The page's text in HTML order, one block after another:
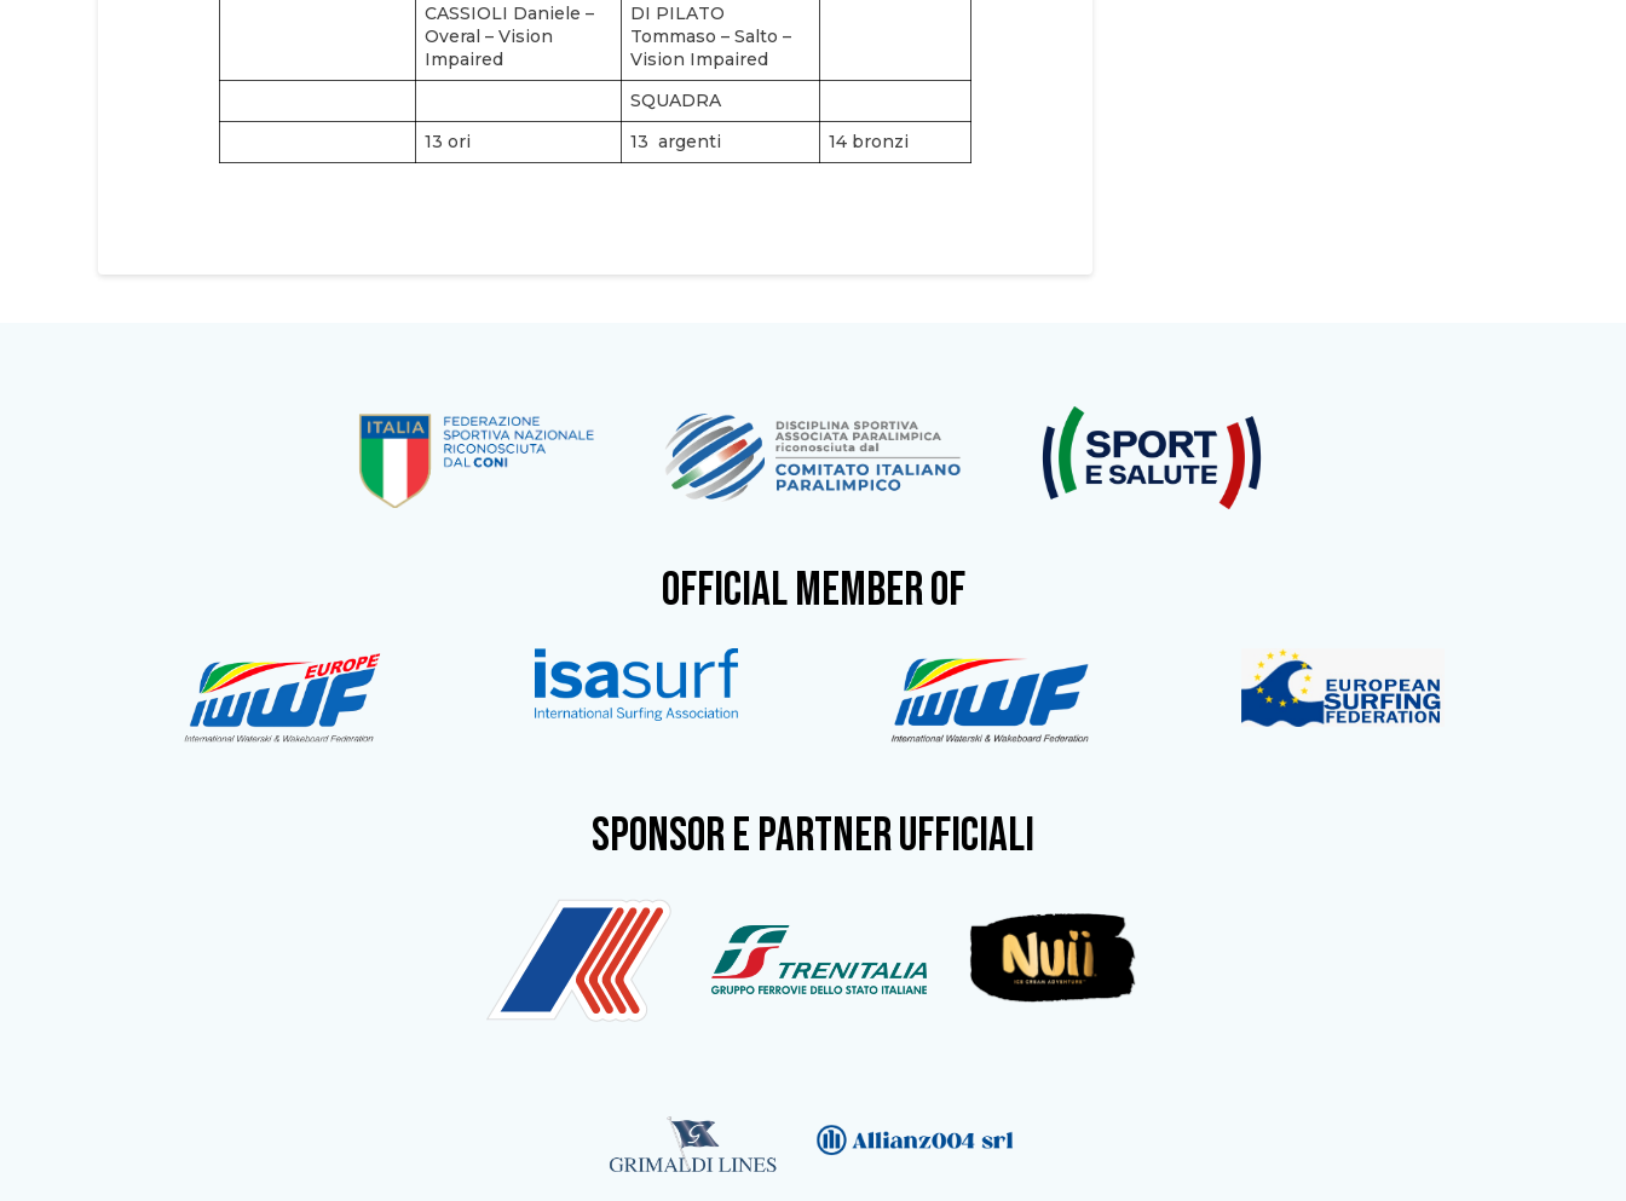
CASSIOLI Daniele –
Overal – Vision
Impaired
DI PILATO
Tommaso – Salto –
Vision Impaired
SQUADRA
13 ori
13 argenti 14 bronzi
OFFICIAL MEMBER OF
SPONSOR e partner ufficiali